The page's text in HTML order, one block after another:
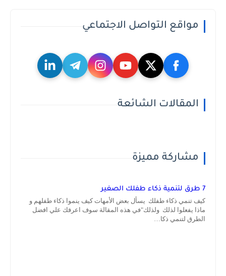
مواقع التواصل الاجتماعي
المقالات الشائعة
مشاركة مميزة
7 طرق لتنمية ذكاء طفلك الصغير
كيف تنمي ذكاء طفلك يسأل بعض الأمهات كيف ينموا ذكاء طفلهم و
ماذا يفعلوا لذلك ولذلك"في هذه المقالة سوف اعرفك علي افضل
الطرق لتنمي ذكا…